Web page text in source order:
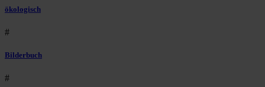
ökologisch
#
Bilderbuch
#